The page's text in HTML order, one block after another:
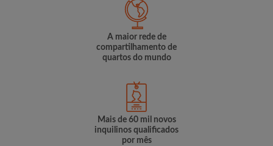
A maior rede de
compartilhamento de
quartos do mundo
Mais de 60 mil novos
inquilinos qualificados
por mês